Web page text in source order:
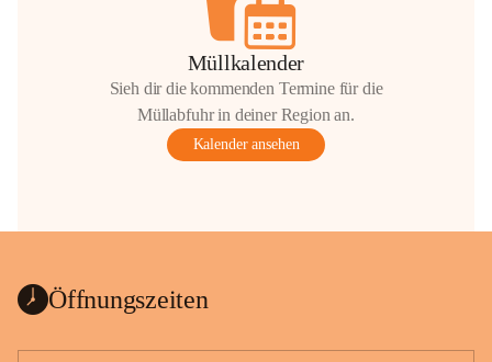
Müllkalender
Sieh dir die kommenden Termine für die
Müllabfuhr in deiner Region an.
Kalender ansehen
Öffnungszeiten